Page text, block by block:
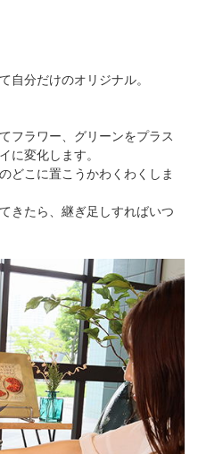
自分だけのオリジナル。
フラワー、グリーンをプラス
に変化します。
どこに置こうかわくわくしま
きたら、継ぎ足しすればいつ